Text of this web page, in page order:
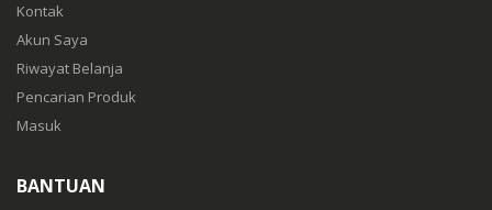
Kontak
Akun Saya
Riwayat Belanja
Pencarian Produk
Masuk
BANTUAN